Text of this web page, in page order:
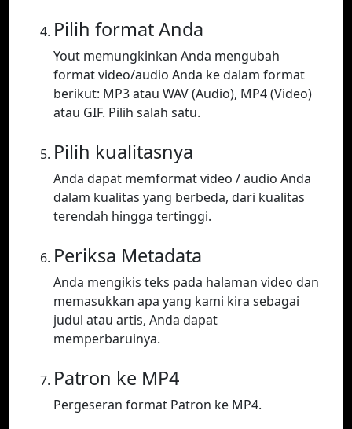
Pilih format Anda
Yout memungkinkan Anda mengubah
format video/audio Anda ke dalam format
berikut: MP3 atau WAV (Audio), MP4 (Video)
atau GIF. Pilih salah satu.
Pilih kualitasnya
Anda dapat memformat video / audio Anda
dalam kualitas yang berbeda, dari kualitas
terendah hingga tertinggi.
Periksa Metadata
Anda mengikis teks pada halaman video dan
memasukkan apa yang kami kira sebagai
judul atau artis, Anda dapat
memperbaruinya.
Patron ke MP4
Pergeseran format Patron ke MP4.